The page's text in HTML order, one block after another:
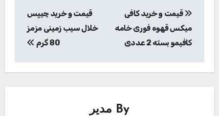
نوشته
قیمت و خرید کافی
میکس قهوه فوری خامه
کافیمو بسته 2 عددی
قیمت و خرید چیپس
خلال سیب زمینی مزمز
80 گرم
By مدیر